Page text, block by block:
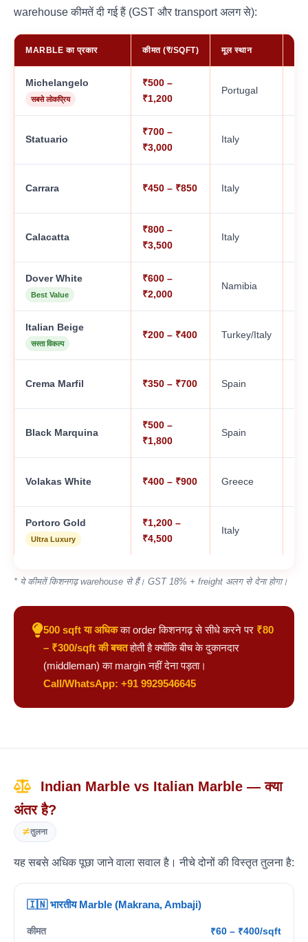
warehouse कीमतें दी गई हैं (GST और transport अलग से):
MARBLE का प्रकार कीमत (₹/SQFT) मूल स्थान
Michelangelo
सबसे लोकप्रिय
₹500 –
₹1,200
Portugal
Statuario
₹700 –
₹3,000
Italy
Carrara ₹450 – ₹850 Italy
Calacatta
₹800 –
₹3,500
Italy
Dover White
Best Value
₹600 –
₹2,000
Namibia
Italian Beige
सस्ता विकल्प
₹200 – ₹400 Turkey/Italy
Crema Marfil ₹350 – ₹700 Spain
Black Marquina
₹500 –
₹1,800
Spain
Volakas White ₹400 – ₹900 Greece
Portoro Gold
Ultra Luxury
₹1,200 –
₹4,500
Italy
* ये कीमतें किशनगढ़ warehouse से हैं। GST 18% + freight अलग से देना होगा।
500 sqft या अधिकका order किशनगढ़ से सीधे करने पर ₹80
– ₹300/sqft की बचतहोती है क्योंकि बीच के दुकानदार
(middleman) का margin नहीं देना पड़ता।
Call/WhatsApp: +91 9929546645
Indian Marble vs Italian Marble — क्या
अंतर है?
तुलना
यह सबसे अधिक पूछा जाने वाला सवाल है। नीचे दोनों की विस्तृत तुलना है:
🇮🇳 भारतीय Marble (Makrana, Ambaji)
कीमत ₹60 – ₹400/sqft